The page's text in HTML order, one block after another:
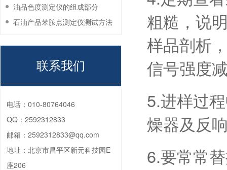
粗糙，说
样品剖析
信号强度
5.进样过
燥器及反
6.要常常
油品色度测定仪的组成部分
石油产品苯胺点测定仪测试方法
联系我们
电话： 010-80764046
QQ： 2592312833
邮箱： 2592312833@qq.com
地址： 北京市昌平区新元科技园E
座206